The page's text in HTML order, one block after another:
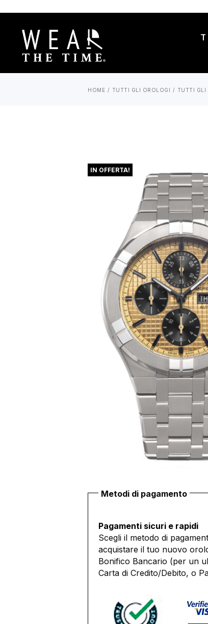
HOME TUTTI GLI OROLOGI TUTTI GLI
IN OFFERTA!
Metodi di pagamento
Pagamenti sicuri e rapidi
Scegli il metodo di
acquistare il tuo nuovo
Bonifico Bancario (per un
Carta di Credito/Debito, o